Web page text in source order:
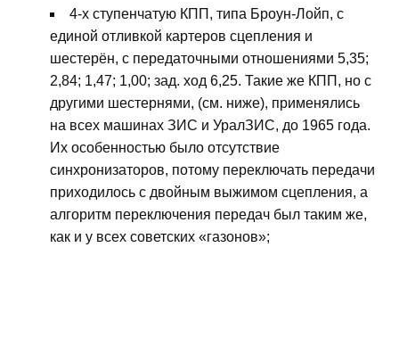
4-х ступенчатую КПП, типа Броун-Лойп, с
единой отливкой картеров сцепления и
шестерён, с передаточными отношениями 5,35;
2,84; 1,47; 1,00; зад. ход 6,25. Такие же КПП, но с
другими шестернями, (см. ниже), применялись
на всех машинах ЗИС и УралЗИС, до 1965 года.
Их особенностью было отсутствие
синхронизаторов, потому переключать передачи
приходилось с двойным выжимом сцепления, а
алгоритм переключения передач был таким же,
как и у всех советских «газонов»;